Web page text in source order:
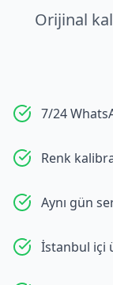
Orijinal
7/24
Renk
Aynı gün
İstanbul içi